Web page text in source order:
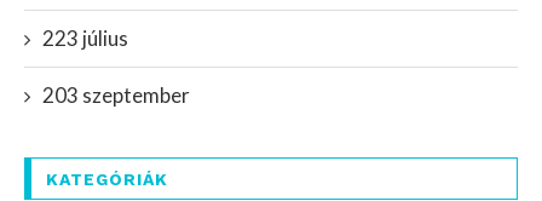
223 július
203 szeptember
KATEGÓRIÁK